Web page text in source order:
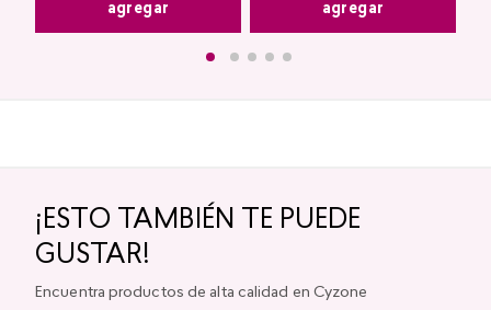
agregar agregar
¡ESTO TAMBIÉN TE PUEDE
GUSTAR!
Encuentra productos de alta calidad en Cyzone